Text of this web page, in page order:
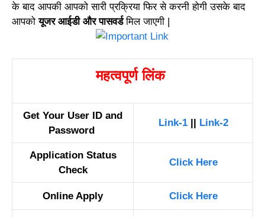
के बाद आपकी आपको सारी प्रक्रिया फिर से करनी होगी उसके बाद
आपकोयूजर आईडी और पासवर्डमिल जाएगी |
महत्वपूर्ण लिंक
Get Your User ID and
Password
Link-1|| Link-2
Application Status
Check
Click Here
Online Apply Click Here